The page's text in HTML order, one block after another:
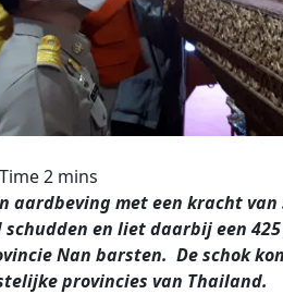
aardbeving met een kracht
schudden en liet daarbij een
Nan barsten. De schok
provincies van Thailand.